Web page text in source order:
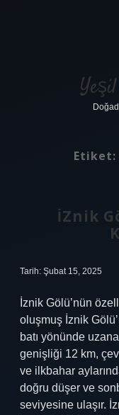
Etiket:
İZnik
Tarih: Şubat 15, 2025
İznik Gölü’nün
oluşmuş İznik
batı yönünde
genişliği 12 km,
ve ilkbahar
doğru düşer ve
seviyesine ulaşır.